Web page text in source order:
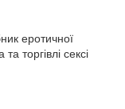
еротичної
торгівлі сексі